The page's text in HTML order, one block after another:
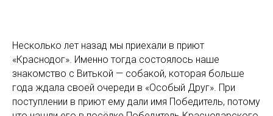
Несколько лет назад мы приехали в приют
«Краснодог». Именно тогда состоялось наше
знакомство с Витькой — собакой, которая больше
года ждала своей очереди в «Особый Друг». При
поступлении в приют ему дали имя Победитель, потому